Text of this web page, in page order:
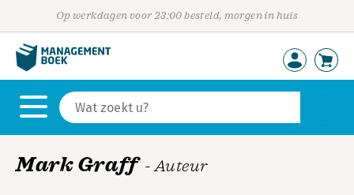
Op werkdagen voor 23:00 besteld, morgen in huis
Mark Graff - Auteur